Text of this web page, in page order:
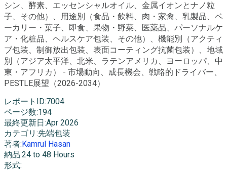
シン、酵素、エッセンシャルオイル、金属イオンとナノ粒
子、その他）、用途別（食品・飲料、肉・家禽、乳製品、ベ
ーカリー・菓子、即食、果物・野菜、医薬品、パーソナルケ
ア・化粧品、ヘルスケア包装、その他）、機能別（アクティ
ブ包装、制御放出包装、表面コーティング抗菌包装）、地域
別（アジア太平洋、北米、ラテンアメリカ、ヨーロッパ、中
東・アフリカ） - 市場動向、成長機会、戦略的ドライバー、
PESTLE展望（2026-2034）
レポートID:7004
ページ数:194
最終更新日 :Apr 2026
カテゴリ :先端包装
著者: Kamrul Hasan
納品:24 to 48 Hours
形式: